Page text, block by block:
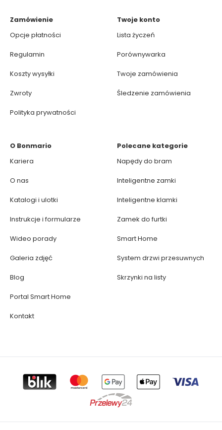
Zamówienie
Opcje płatności
Regulamin
Koszty wysyłki
Zwroty
Polityka prywatności
Twoje konto
Lista życzeń
Porównywarka
Twoje zamówienia
Śledzenie zamówienia
O Bonmario
Kariera
O nas
Katalogi i ulotki
Instrukcje i formularze
Wideo porady
Galeria zdjęć
Blog
Portal Smart Home
Kontakt
Polecane kategorie
Napędy do bram
Inteligentne zamki
Inteligentne klamki
Zamek do furtki
Smart Home
System drzwi przesuwnych
Skrzynki na listy